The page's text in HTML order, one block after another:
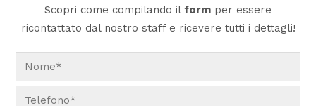
Scopri come compilando il form per essere
ricontattato dal nostro staff e ricevere tutti i dettagli!